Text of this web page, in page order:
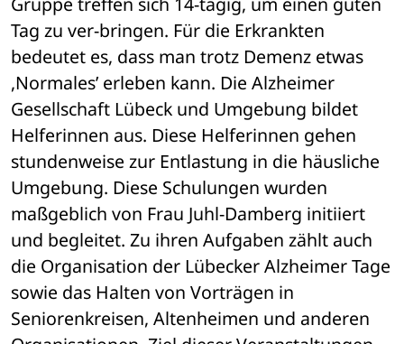
Tag zu ver-bringen. Für die Erkrankten
bedeutet es, dass man trotz Demenz etwas
,Normales’ erleben kann. Die Alzheimer
Gesellschaft Lübeck und Umgebung bildet
Helferinnen aus. Diese Helferinnen gehen
stundenweise zur Entlastung in die häusliche
Umgebung. Diese Schulungen wurden
maßgeblich von Frau Juhl-Damberg initiiert
und begleitet. Zu ihren Aufgaben zählt auch
die Organisation der Lübecker Alzheimer Tage
sowie das Halten von Vorträgen in
Seniorenkreisen, Altenheimen und anderen